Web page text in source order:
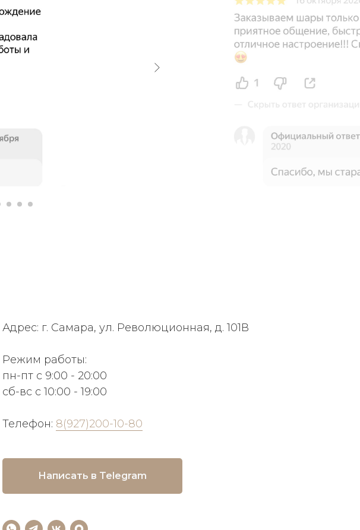
Адрес: г. Самара, ул. Революционная, д. 101В
Режим работы:
пн-пт с 9:00 - 20:00
сб-вс с 10:00 - 19:00
Телефон: 8(927)200-10-80
Написать в Telegram